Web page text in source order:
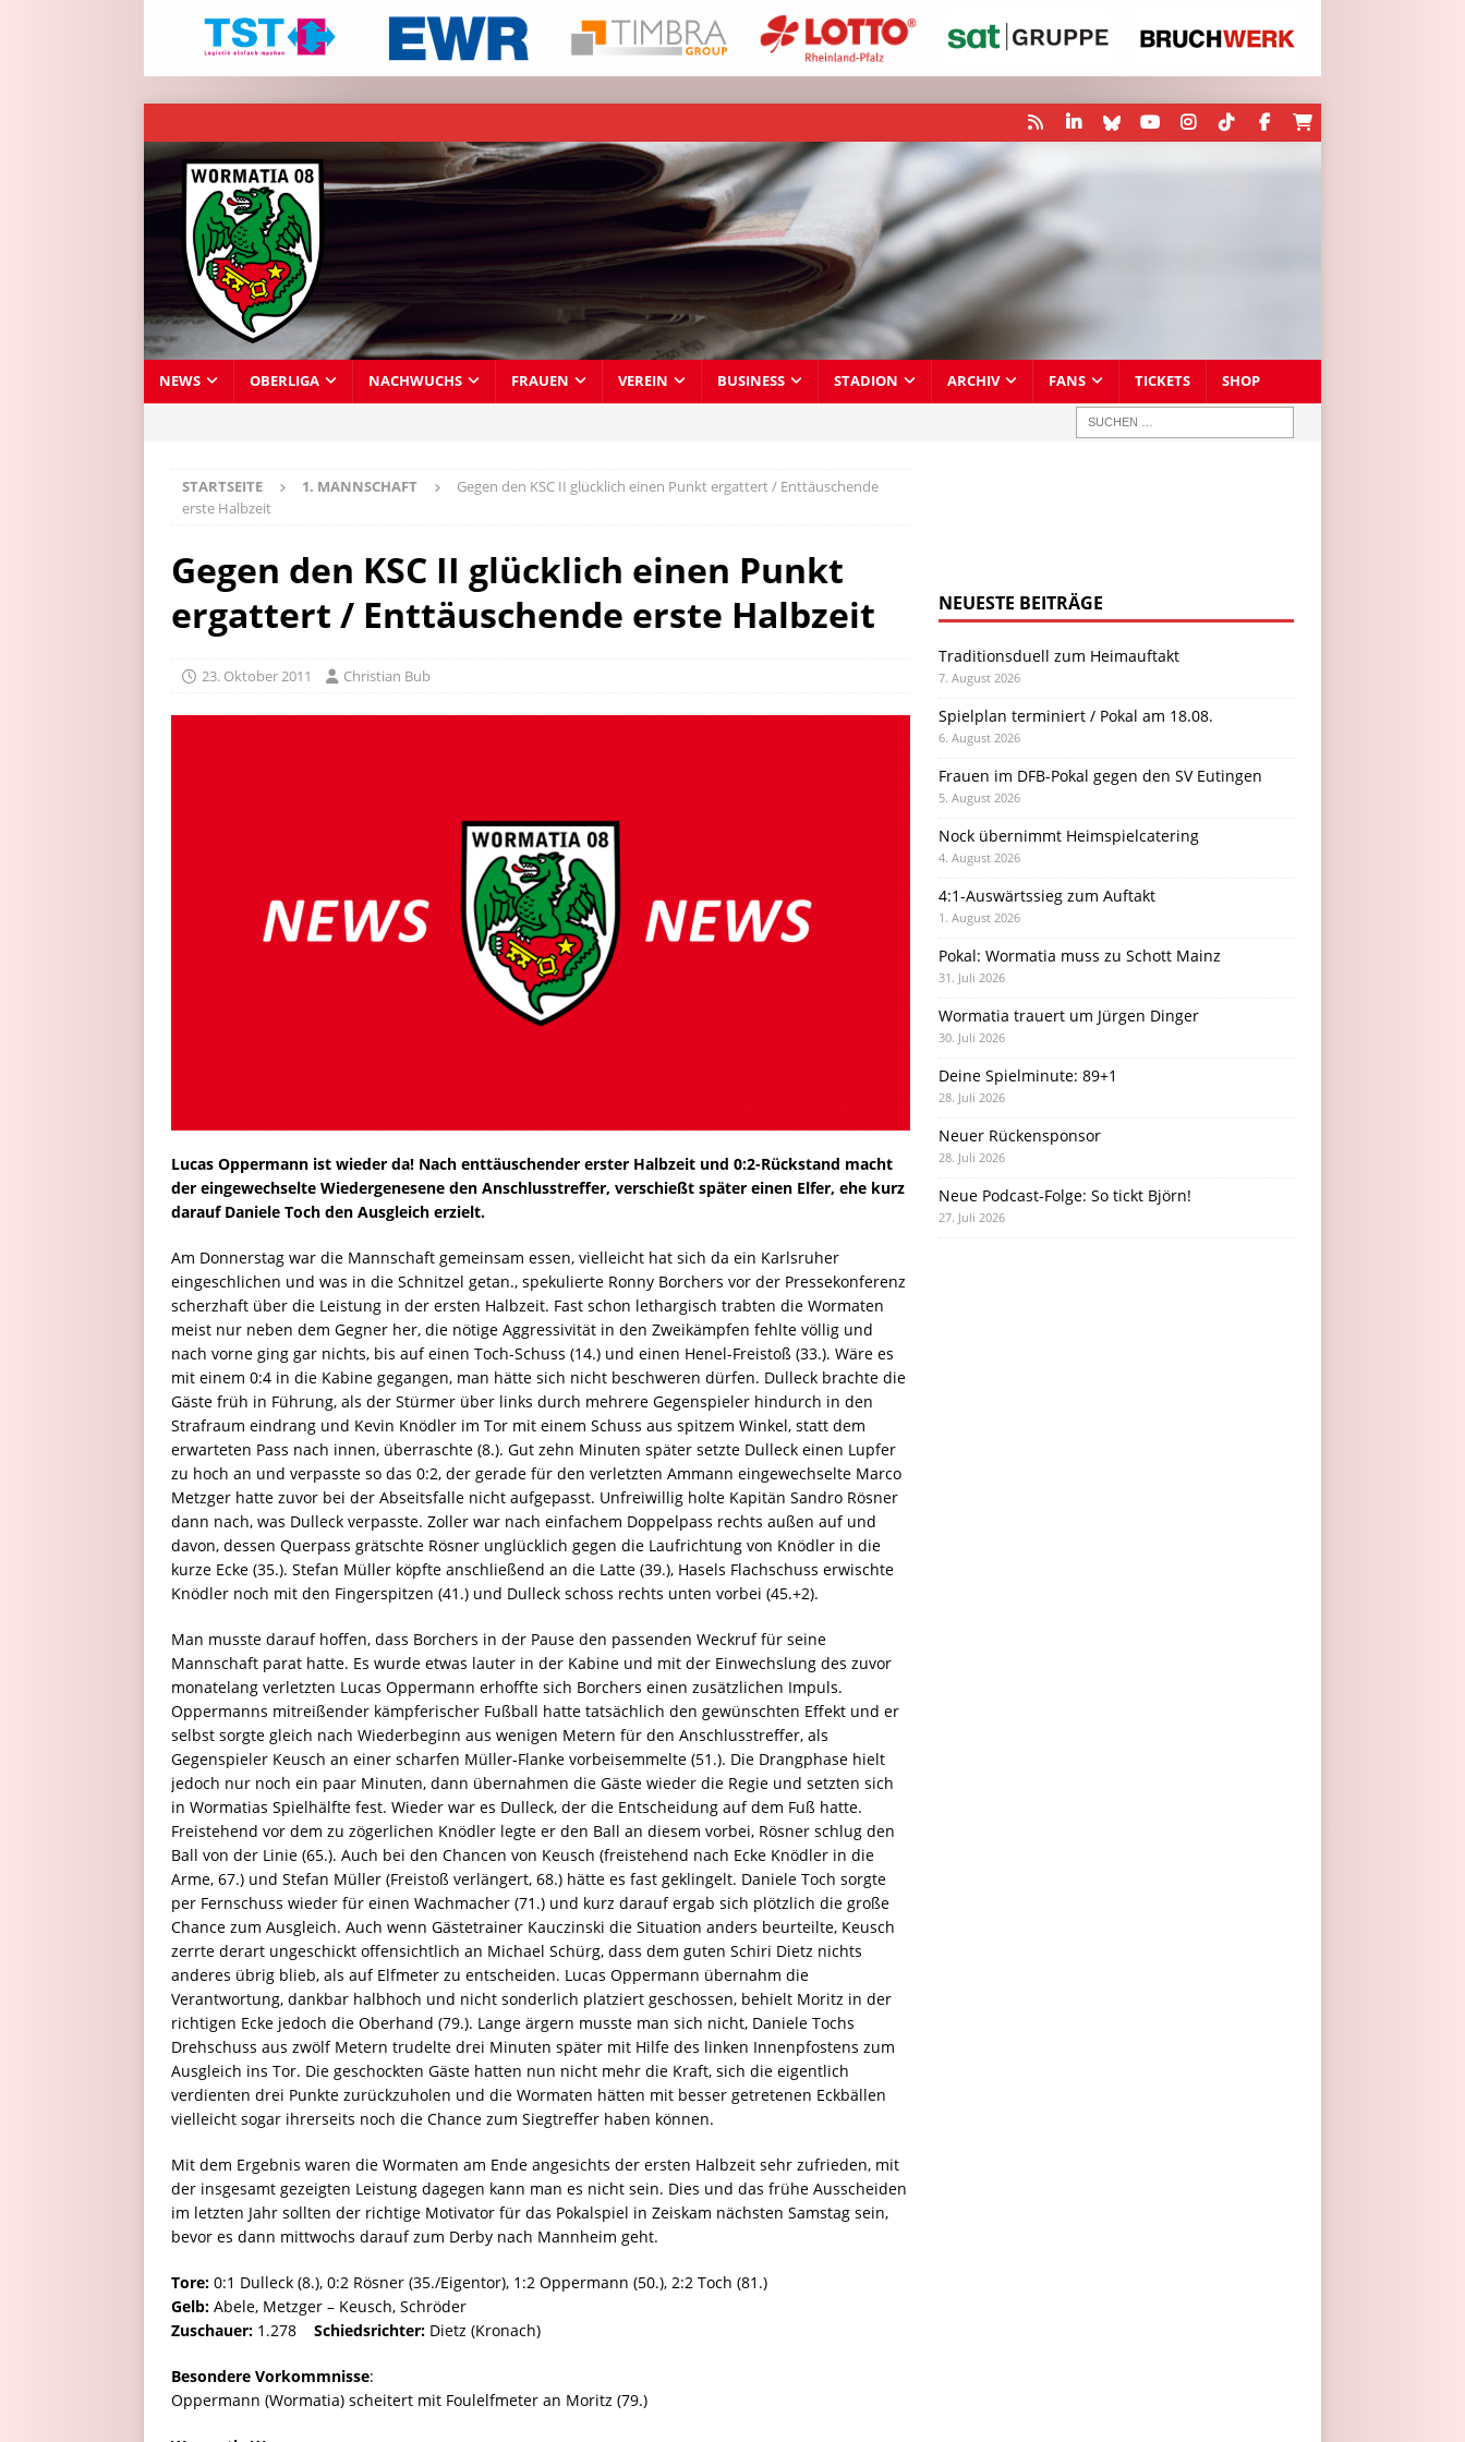
NEWS OBERLIGA NACHWUCHS FRAUEN VEREIN BUSINESS STADION ARCHIV FANS TICKETS SHOP
STARTSEITE 1. MANNSCHAFT
Gegen den KSC II glücklich einen Punkt ergattert / Enttäuschende
erste Halbzeit
Gegen den KSC II glücklich einen Punkt
ergattert / Enttäuschende erste Halbzeit
23. Oktober 2011 Christian Bub
Lucas Oppermann ist wieder da! Nach enttäuschender erster Halbzeit und 0:2-Rückstand macht
der eingewechselte Wiedergenesene den Anschlusstreffer, verschießt später einen Elfer, ehe kurz
darauf Daniele Toch den Ausgleich erzielt.
Am Donnerstag war die Mannschaft gemeinsam essen, vielleicht hat sich da ein Karlsruher
eingeschlichen und was in die Schnitzel getan., spekulierte Ronny Borchers vor der Pressekonferenz
scherzhaft über die Leistung in der ersten Halbzeit. Fast schon lethargisch trabten die Wormaten
meist nur neben dem Gegner her, die nötige Aggressivität in den Zweikämpfen fehlte völlig und
nach vorne ging gar nichts, bis auf einen Toch-Schuss (14.) und einen Henel-Freistoß (33.). Wäre es
mit einem 0:4 in die Kabine gegangen, man hätte sich nicht beschweren dürfen. Dulleck brachte die
Gäste früh in Führung, als der Stürmer über links durch mehrere Gegenspieler hindurch in den
Strafraum eindrang und Kevin Knödler im Tor mit einem Schuss aus spitzem Winkel, statt dem
erwarteten Pass nach innen, überraschte (8.). Gut zehn Minuten später setzte Dulleck einen Lupfer
zu hoch an und verpasste so das 0:2, der gerade für den verletzten Ammann eingewechselte Marco
Metzger hatte zuvor bei der Abseitsfalle nicht aufgepasst. Unfreiwillig holte Kapitän Sandro Rösner
dann nach, was Dulleck verpasste. Zoller war nach einfachem Doppelpass rechts außen auf und
davon, dessen Querpass grätschte Rösner unglücklich gegen die Laufrichtung von Knödler in die
kurze Ecke (35.). Stefan Müller köpfte anschließend an die Latte (39.), Hasels Flachschuss erwischte
Knödler noch mit den Fingerspitzen (41.) und Dulleck schoss rechts unten vorbei (45.+2).
Man musste darauf hoffen, dass Borchers in der Pause den passenden Weckruf für seine
Mannschaft parat hatte. Es wurde etwas lauter in der Kabine und mit der Einwechslung des zuvor
monatelang verletzten Lucas Oppermann erhoffte sich Borchers einen zusätzlichen Impuls.
Oppermanns mitreißender kämpferischer Fußball hatte tatsächlich den gewünschten Effekt und er
selbst sorgte gleich nach Wiederbeginn aus wenigen Metern für den Anschlusstreffer, als
Gegenspieler Keusch an einer scharfen Müller-Flanke vorbeisemmelte (51.). Die Drangphase hielt
jedoch nur noch ein paar Minuten, dann übernahmen die Gäste wieder die Regie und setzten sich
in Wormatias Spielhälfte fest. Wieder war es Dulleck, der die Entscheidung auf dem Fuß hatte.
Freistehend vor dem zu zögerlichen Knödler legte er den Ball an diesem vorbei, Rösner schlug den
Ball von der Linie (65.). Auch bei den Chancen von Keusch (freistehend nach Ecke Knödler in die
Arme, 67.) und Stefan Müller (Freistoß verlängert, 68.) hätte es fast geklingelt. Daniele Toch sorgte
per Fernschuss wieder für einen Wachmacher (71.) und kurz darauf ergab sich plötzlich die große
Chance zum Ausgleich. Auch wenn Gästetrainer Kauczinski die Situation anders beurteilte, Keusch
zerrte derart ungeschickt offensichtlich an Michael Schürg, dass dem guten Schiri Dietz nichts
anderes übrig blieb, als auf Elfmeter zu entscheiden. Lucas Oppermann übernahm die
Verantwortung, dankbar halbhoch und nicht sonderlich platziert geschossen, behielt Moritz in der
richtigen Ecke jedoch die Oberhand (79.). Lange ärgern musste man sich nicht, Daniele Tochs
Drehschuss aus zwölf Metern trudelte drei Minuten später mit Hilfe des linken Innenpfostens zum
Ausgleich ins Tor. Die geschockten Gäste hatten nun nicht mehr die Kraft, sich die eigentlich
verdienten drei Punkte zurückzuholen und die Wormaten hätten mit besser getretenen Eckbällen
vielleicht sogar ihrerseits noch die Chance zum Siegtreffer haben können.
Mit dem Ergebnis waren die Wormaten am Ende angesichts der ersten Halbzeit sehr zufrieden, mit
der insgesamt gezeigten Leistung dagegen kann man es nicht sein. Dies und das frühe Ausscheiden
im letzten Jahr sollten der richtige Motivator für das Pokalspiel in Zeiskam nächsten Samstag sein,
bevor es dann mittwochs darauf zum Derby nach Mannheim geht.
Tore: 0:1 Dulleck (8.), 0:2 Rösner (35./Eigentor), 1:2 Oppermann (50.), 2:2 Toch (81.)
Gelb: Abele, Metzger – Keusch, Schröder
Zuschauer: 1.278 Schiedsrichter: Dietz (Kronach)
Besondere Vorkommnisse:
Oppermann (Wormatia) scheitert mit Foulelfmeter an Moritz (79.)
NEUESTE BEITRÄGE
Traditionsduell zum Heimauftakt
7. August 2026
Spielplan terminiert / Pokal am 18.08.
6. August 2026
Frauen im DFB-Pokal gegen den SV Eutingen
5. August 2026
Nock übernimmt Heimspielcatering
4. August 2026
4:1-Auswärtssieg zum Auftakt
1. August 2026
Pokal: Wormatia muss zu Schott Mainz
31. Juli 2026
Wormatia trauert um Jürgen Dinger
30. Juli 2026
Deine Spielminute: 89+1
28. Juli 2026
Neuer Rückensponsor
28. Juli 2026
Neue Podcast-Folge: So tickt Björn!
27. Juli 2026